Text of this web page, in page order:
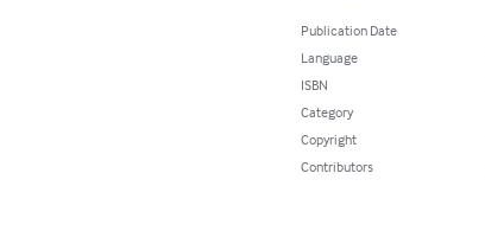
Publication Date
Language
ISBN
Category
Copyright
Contributors